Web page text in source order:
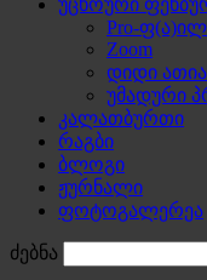
უცხოური
Pro-
Zoom
დიდი
უმადური
კალათბურთი
რაგბი
ბლოგი
ჟურნალი
ფოტოგალერეა
ძებნა